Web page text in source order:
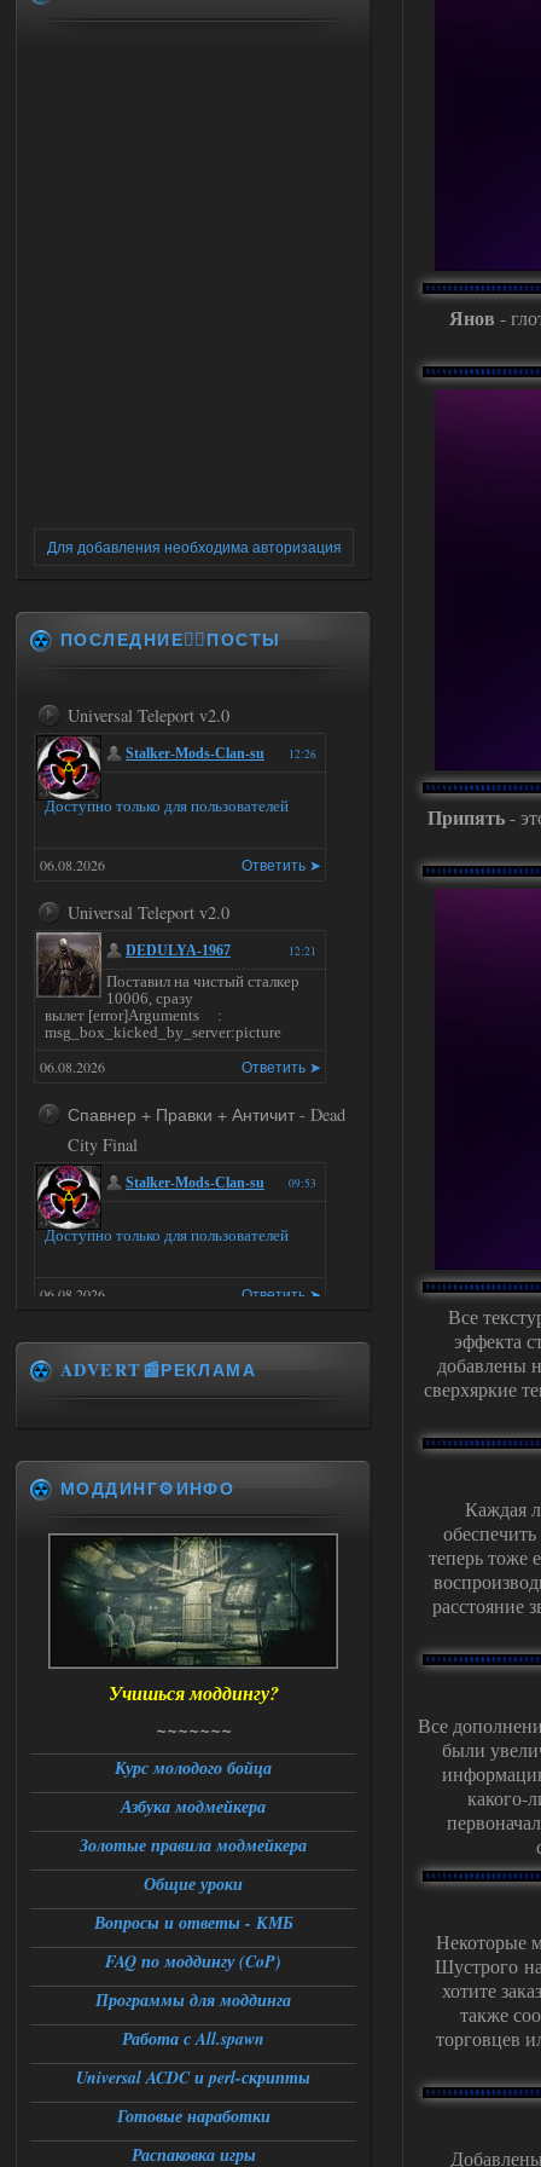
Янов -
Припять-
Все
эффекта
добавлены
сверхяркие
Каждая
теперь тоже
расстояние
Все
были
какого-
Некоторые
Шустрого
хотите
также
торговцев
Для добавления необходима авторизация
ПОСЛЕДНИЕ✍🏻ПОСТЫ
Universal Teleport v2.0
12:26
Stalker-Mods-Clan-su
Доступно только для пользователей
Ответить ➤
06.08.2026
Universal Teleport v2.0
12:21
DEDULYA-1967
Поставил на чистый сталкер
10006, сразу
вылет [error]Arguments :
msg_box_kicked_by_server:picture
Ответить ➤
06.08.2026
Спавнер + Правки + Античит - Dead
City Final
09:53
Stalker-Mods-Clan-su
Доступно только для пользователей
Ответить ➤
06.08.2026
Спавнер + Правки + Античит - Dead
City Final
все устанавливал по
мануалу......
Ответить ➤
06.08.2026
Игра для сталкера 21-очко
23:13
ruslanpyrusov
как изменить макс сумму
ставки в файлах чтобы
ставить больше 1 к
Тайна Зоны - Remaster 2026
Stalker-Mods-Clan-su
Доступно только для пользователей
Ответить ➤
05.08.2026
Тайна Зоны - Remaster 2026
21:28
AndreySA
патч я установил после
установки мода, да, ладно,
наверное вы правы придется ожидать
чудо))
Ответить ➤
ADVERT📰РЕКЛАМА
МОДДИНГ⚙️ИНФО
Учишься моддингу?
~~~~~~~
Курс молодого бойца
Азбука модмейкера
Золотые правила модмейкера
Общие уроки
Вопросы и ответы - КМБ
FAQ по моддингу (CoP)
Программы для моддинга
Работа с All.spawn
Universal ACDC и perl-скрипты
Готовые наработки
Распаковка игры